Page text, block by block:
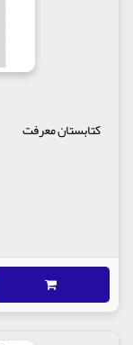
من به غریقی
شلیک شده از
از دستان
هورهای
نانوایی اهل
یا کشاورزی
جهاد، پشت سر
مولف : جمعی
کتابستان معرفت